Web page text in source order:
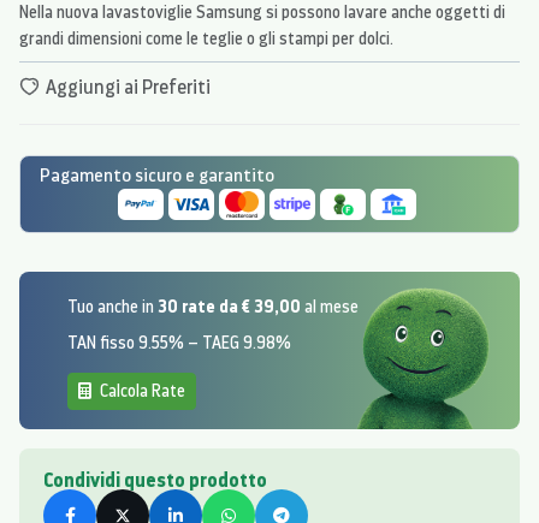
Nella nuova lavastoviglie Samsung si possono lavare anche oggetti di
grandi dimensioni come le teglie o gli stampi per dolci.
Aggiungi ai Preferiti
Pagamento sicuro e garantito
Tuo anche in 30 rate da € 39,00 al mese
TAN fisso 9.55% – TAEG 9.98%
Calcola Rate
Condividi questo prodotto